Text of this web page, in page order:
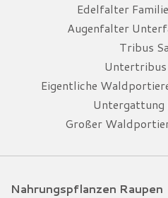
Edelfalter
Augenfalter
Tribus
Untertribus
Eigentliche
Untergattung
Großer
Nahrungspflanzen Raupen